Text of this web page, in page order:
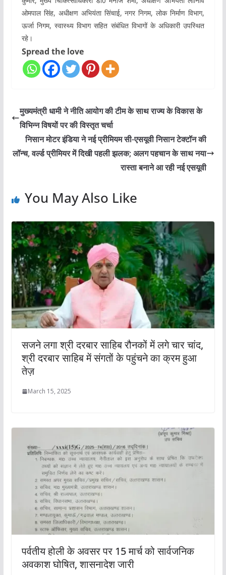
ओमपाल सिंह, अधीक्षण अभियंता सिंचाई, नगर निगम, लोक निर्माण विभाग,
ऊर्जा निगम, स्वास्थ्य विभाग सहित संबंधित विभागों के अधिकारी उपस्थित
रहे।
Spread the love
मुख्यमंत्री धामी ने नीति आयोग की टीम के साथ राज्य के विकास के
विभिन्न विषयों पर की विस्तृत चर्चा
निसान मोटर इंडिया ने नई प्रीमियम सी-एसयूवी निसान टेक्टॉन की
लॉन्च, वर्ल्ड प्रीमियर में दिखी पहली झलक; अलग पहचान के साथ नया
रास्ता बनाने आ रही नई एसयूवी
You May Also Like
सजने लगा श्री दरबार साहिब रौनकों में लगे चार चांद,
श्री दरबार साहिब में संगतों के पहुंचने का क्रम हुआ
तेज़
March 15, 2025
पर्वतीय होली के अवसर पर 15 मार्च को सार्वजनिक
अवकाश घोषित, शासनादेश जारी